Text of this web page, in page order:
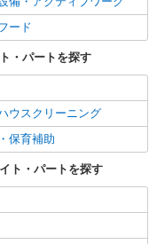
ード
・パートを探す
ウスクリーニング
保育補助
ト・パートを探す